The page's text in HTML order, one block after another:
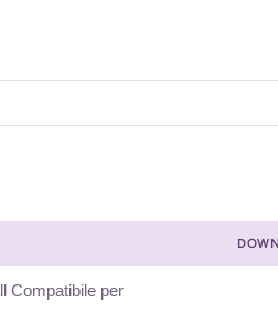
Compatibile per